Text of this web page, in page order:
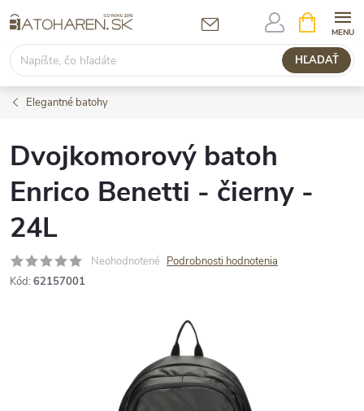
na
obsah
HĽADAŤ
KOŠÍK
Elegantné batohy
Dvojkomorový batoh
Enrico Benetti - čierny -
24L
Neohodnotené Podrobnosti hodnotenia
Kód: 62157001